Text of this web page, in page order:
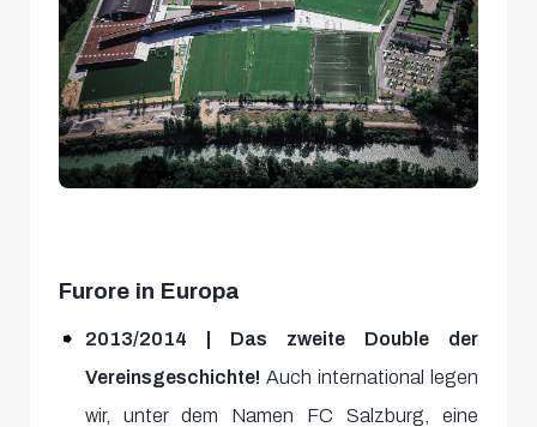
Furore in Europa
2013/2014 | Das zweite Double der
Vereinsgeschichte! Auch international legen
wir, unter dem Namen FC Salzburg, eine